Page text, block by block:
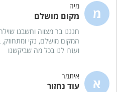
מטבח מאובזר
כיריים גז
תנור אפייה
מ מיה
מקום מושלם
חגגנו בר מצווה וחשבנו
המקום מושלם, נקי
ועזרו לנו בכל מה שביקשנו
א איתמר
עוד נחזור